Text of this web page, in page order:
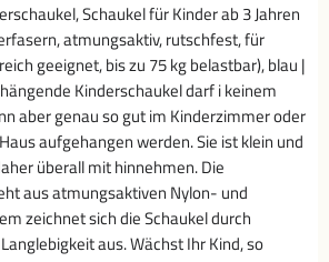
Schaukel für Kinder ab 3 Jahren
atmungsaktiv, rutschfest, für
geeignet, bis zu 75 kg belastbar), blau |
hängende Kinderschaukel darf i keinem
aber genau so gut im Kinderzimmer oder
aufgehangen werden. Sie ist klein und
überall mit hinnehmen. Die
aus atmungsaktiven Nylon- und
zeichnet sich die Schaukel durch
aus. Wächst Ihr Kind, so